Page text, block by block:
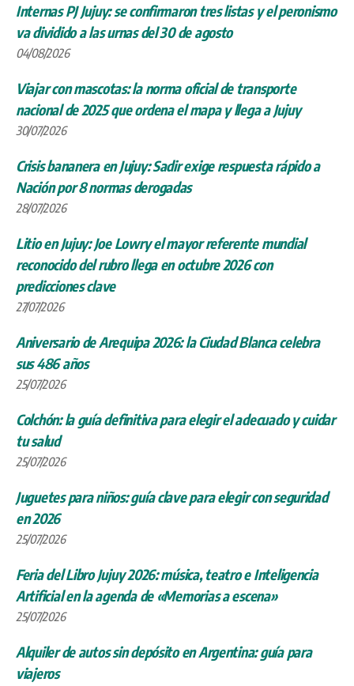
Internas PJ Jujuy: se confirmaron tres listas y el peronismo
va dividido a las urnas del 30 de agosto
04/08/2026
Viajar con mascotas: la norma oficial de transporte
nacional de 2025 que ordena el mapa y llega a Jujuy
30/07/2026
Crisis bananera en Jujuy: Sadir exige respuesta rápido a
Nación por 8 normas derogadas
28/07/2026
Litio en Jujuy: Joe Lowry el mayor referente mundial
reconocido del rubro llega en octubre 2026 con
predicciones clave
27/07/2026
Aniversario de Arequipa 2026: la Ciudad Blanca celebra
sus 486 años
25/07/2026
Colchón: la guía definitiva para elegir el adecuado y cuidar
tu salud
25/07/2026
Juguetes para niños: guía clave para elegir con seguridad
en 2026
25/07/2026
Feria del Libro Jujuy 2026: música, teatro e Inteligencia
Artificial en la agenda de «Memorias a escena»
25/07/2026
Alquiler de autos sin depósito en Argentina: guía para
viajeros